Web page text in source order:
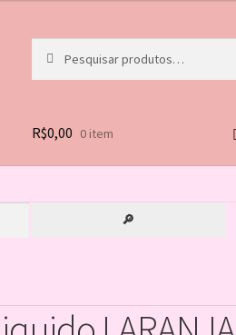
por:
R$0,00 0 item
🔎